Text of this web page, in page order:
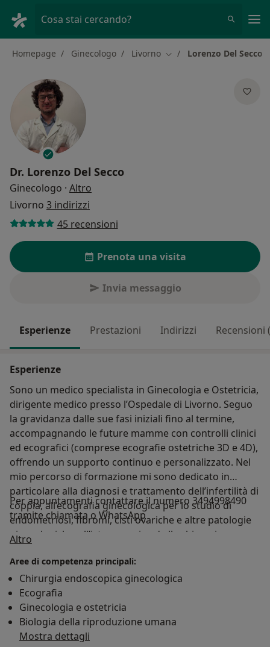
Cosa stai cercando?
Homepage Ginecologo Livorno Cambia città
Lorenzo Del Secco
Dr. Lorenzo Del Secco
Ginecologo · Altro
Livorno 3 indirizzi
45 recensioni
Prenota una visita
Invia messaggio
Esperienze Prestazioni Indirizzi Recensioni
Esperienze
Sono un medico specialista in Ginecologia e Ostetricia,
dirigente medico presso l’Ospedale di Livorno. Seguo
la gravidanza dalle sue fasi iniziali fino al termine,
accompagnando le future mamme con controlli clinici
ed ecografici (comprese ecografie ostetriche 3D e 4D),
offrendo un supporto continuo e personalizzato. Nel
mio percorso di formazione mi sono dedicato in
particolare alla diagnosi e trattamento dell’infertilità di
coppia, all’ecografia ginecologica per lo studio di
endometriosi, fibromi, cisti ovariche e altre patologie
ginecologiche, all’isteroscopia ed alla chirurgia
Per appuntamenti contattare il numero 3494998490
tramite chiamata o WhatsApp
Altro
Aree di competenza principali:
Chirurgia endoscopica ginecologica
Ecografia
Ginecologia e ostetricia
Biologia della riproduzione umana
Mostra dettagli